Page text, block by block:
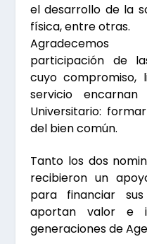
el desarrollo de la
física, entre otras.
Agradecemos
participación de
cuyo compromiso,
servicio
Universitario:
del bien común.
Tanto los dos
recibieron un
para financiar
aportan valor e
generaciones de